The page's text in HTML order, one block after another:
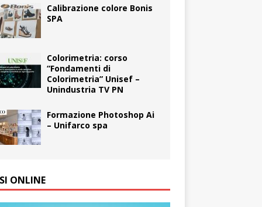
Calibrazione colore Bonis
SPA
Colorimetria: corso
“Fondamenti di
Colorimetria” Unisef –
Unindustria TV PN
Formazione Photoshop Ai
– Unifarco spa
ONLINE